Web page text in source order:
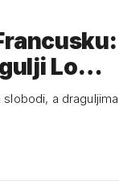
Lo…
a